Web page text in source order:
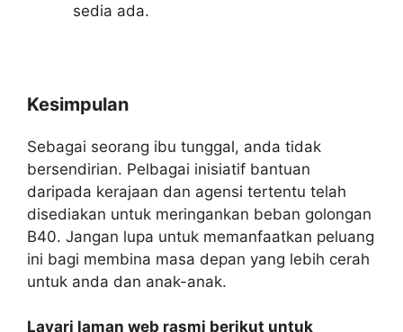
sedia ada.
Kesimpulan
Sebagai seorang ibu tunggal, anda tidak
bersendirian. Pelbagai inisiatif bantuan
daripada kerajaan dan agensi tertentu telah
disediakan untuk meringankan beban golongan
B40. Jangan lupa untuk memanfaatkan peluang
ini bagi membina masa depan yang lebih cerah
untuk anda dan anak-anak.
Layari laman web rasmi berikut untuk